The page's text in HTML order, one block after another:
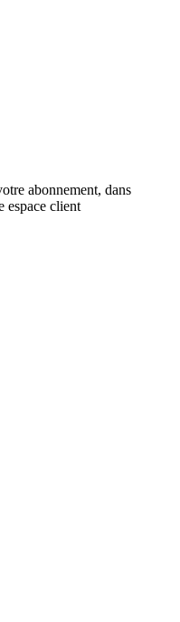
abonnement, dans
espace client